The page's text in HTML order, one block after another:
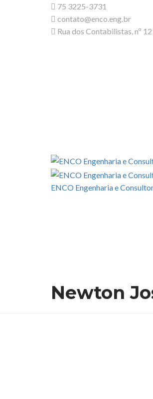
75 3225-3731
contato@enco.eng.br
Rua dos Contabilistas, nº
ENCO Engenharia e
Newton